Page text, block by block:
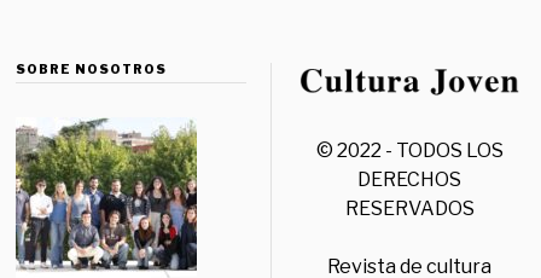
SOBRE NOSOTROS
© 2022 - TODOS LOS
DERECHOS
RESERVADOS
Revista de cultura